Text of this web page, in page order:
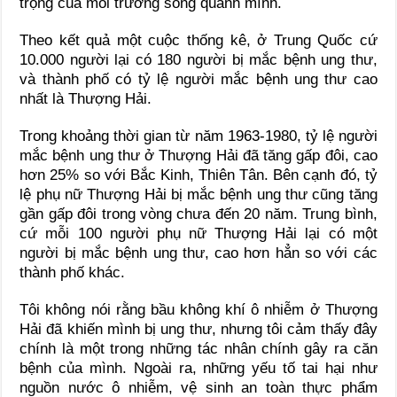
Theo kết quả một cuộc thống kê, ở Trung Quốc cứ
10.000 người lại có 180 người bị mắc bệnh ung thư,
và thành phố có tỷ lệ người mắc bệnh ung thư cao
nhất là Thượng Hải.
Trong khoảng thời gian từ năm 1963-1980, tỷ lệ người
mắc bệnh ung thư ở Thượng Hải đã tăng gấp đôi, cao
hơn 25% so với Bắc Kinh, Thiên Tân. Bên cạnh đó, tỷ
lệ phụ nữ Thượng Hải bị mắc bệnh ung thư cũng tăng
gần gấp đôi trong vòng chưa đến 20 năm. Trung bình,
cứ mỗi 100 người phụ nữ Thượng Hải lại có một
người bị mắc bệnh ung thư, cao hơn hẳn so với các
thành phố khác.
Tôi không nói rằng bầu không khí ô nhiễm ở Thượng
Hải đã khiến mình bị ung thư, nhưng tôi cảm thấy đây
chính là một trong những tác nhân chính gây ra căn
bệnh của mình. Ngoài ra, những yếu tố tai hại như
nguồn nước ô nhiễm, vệ sinh an toàn thực phẩm